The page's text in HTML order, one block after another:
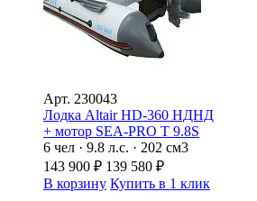
Арт. 230043
Лодка Altair HD-360 НДНД
+ мотор SEA-PRO Т 9.8S
6 чел · 9.8 л.с. · 202 см3
143 900 ₽ 139 580 ₽
В корзину Купить в 1 клик